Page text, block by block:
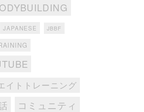
JAPANESE JBBF
イトトレーニング
コミュニティ